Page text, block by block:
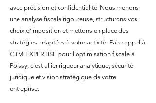
avec précision et confidentialité. Nous menons
une analyse fiscale rigoureuse, structurons vos
choix d'imposition et mettons en place des
stratégies adaptées à votre activité. Faire appel à
GTM EXPERTISE pour l'optimisation fiscale à
Poissy, c'est allier rigueur analytique, sécurité
juridique et vision stratégique de votre
entreprise.